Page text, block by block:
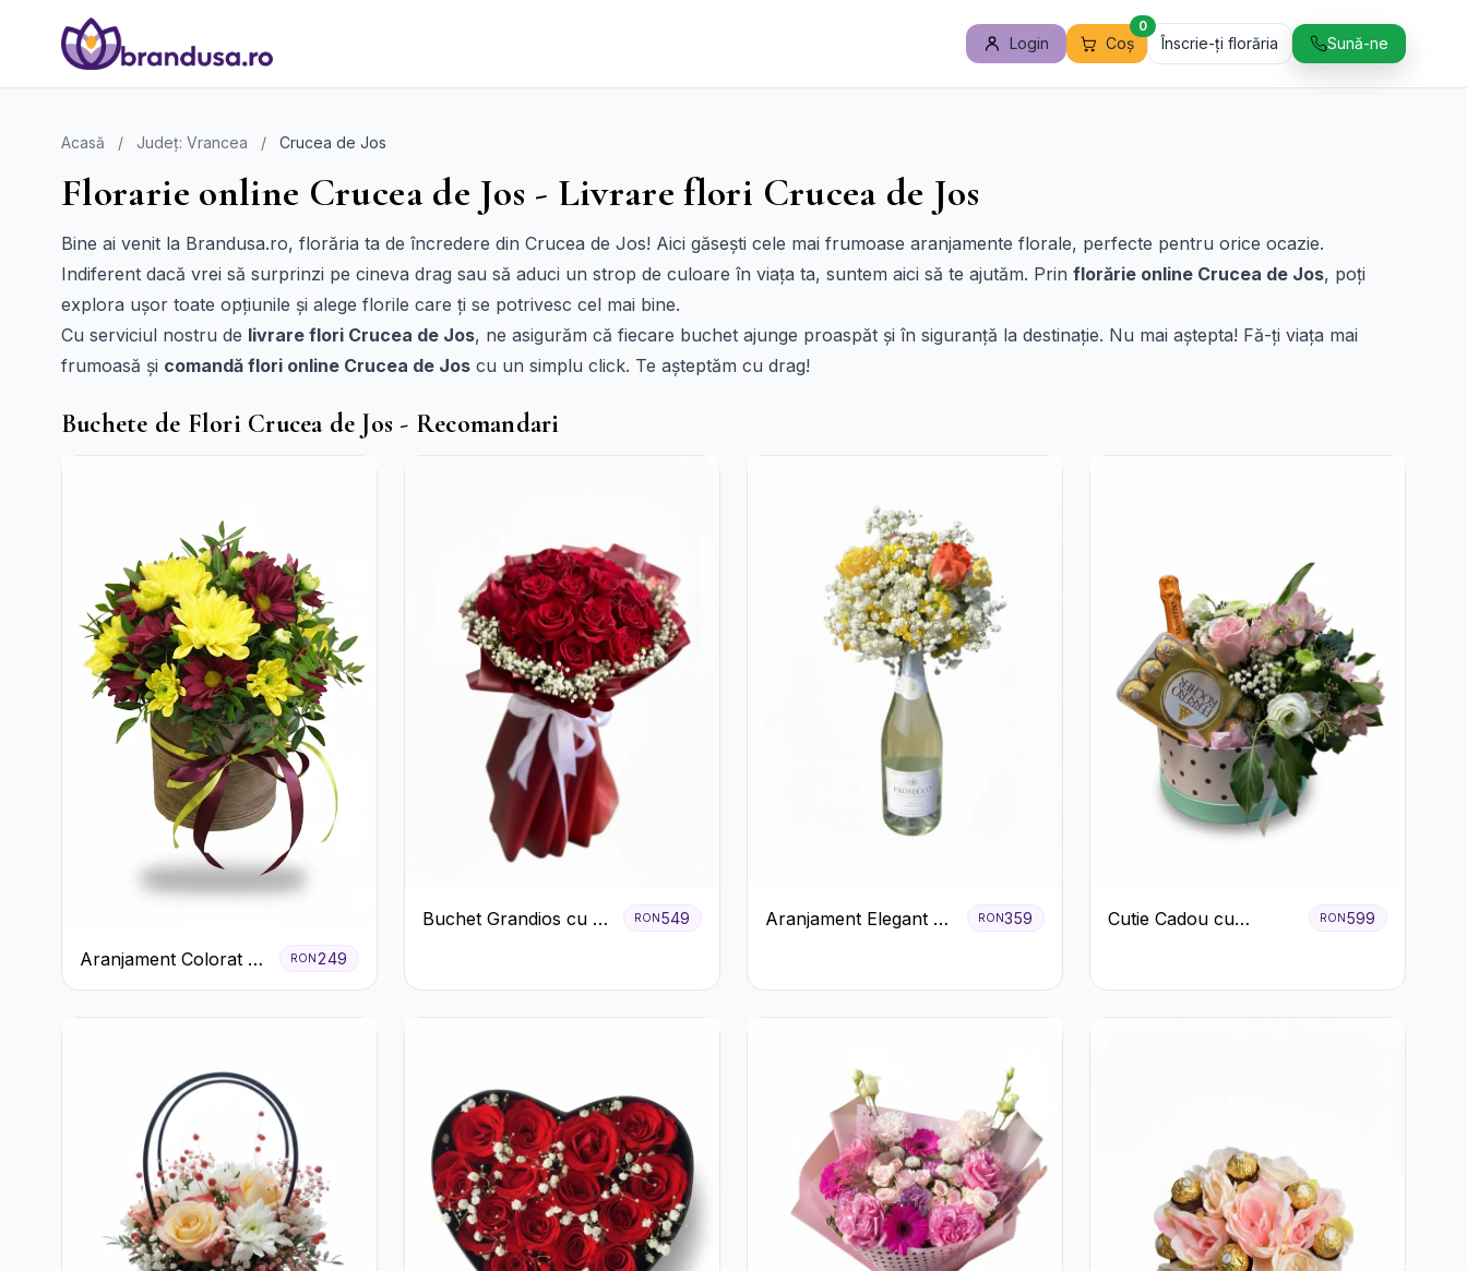
Login Coș
0
Înscrie-ți florăria Sună-ne
Acasă / Județ: Vrancea / Crucea de Jos
Florarie online Crucea de Jos - Livrare flori Crucea de Jos
Bine ai venit la Brandusa.ro, florăria ta de încredere din Crucea de Jos! Aici găsești cele mai frumoase aranjamente florale, perfecte pentru orice ocazie.
Indiferent dacă vrei să surprinzi pe cineva drag sau să aduci un strop de culoare în viața ta, suntem aici să te ajutăm. Prin florărie online Crucea de Jos, poți
explora ușor toate opțiunile și alege florile care ți se potrivesc cel mai bine.
Cu serviciul nostru de livrare flori Crucea de Jos, ne asigurăm că fiecare buchet ajunge proaspăt și în siguranță la destinație. Nu mai aștepta! Fă-ți viața mai
frumoasă și comandă flori online Crucea de Jos cu un simplu click. Te așteptăm cu drag!
Buchete de Flori Crucea de Jos - Recomandari
Aranjament Colorat cu
Crizanteme în Cutie
RON 249
Buchet Grandios cu 25
RON549
Aranjament Elegant cu
RON359
Cutie Cadou cu
Pastelate
RON599